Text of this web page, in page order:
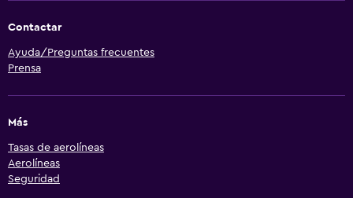
Contactar
Ayuda/Preguntas frecuentes
Prensa
Más
Tasas de aerolíneas
Aerolíneas
Seguridad